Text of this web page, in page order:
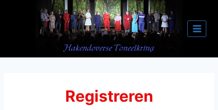
Registreren